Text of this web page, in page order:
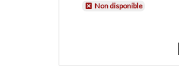
Non disponible